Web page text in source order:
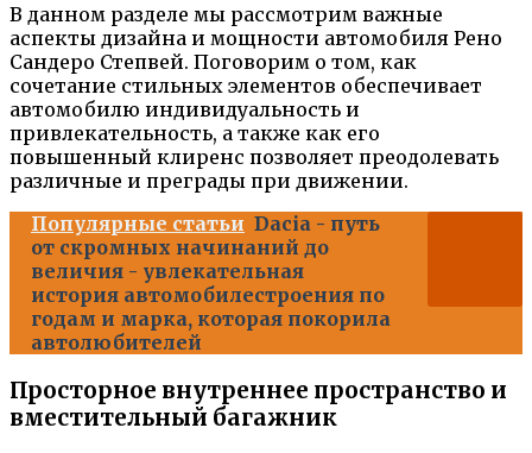
В данном разделе мы рассмотрим важные
аспекты дизайна и мощности автомобиля Рено
Сандеро Степвей. Поговорим о том, как
сочетание стильных элементов обеспечивает
автомобилю индивидуальность и
привлекательность, а также как его
повышенный клиренс позволяет преодолевать
различные и преграды при движении.
Популярные статьи Dacia - путь
от скромных начинаний до
величия - увлекательная
история автомобилестроения по
годам и марка, которая покорила
автолюбителей
Просторное внутреннее пространство и
вместительный багажник